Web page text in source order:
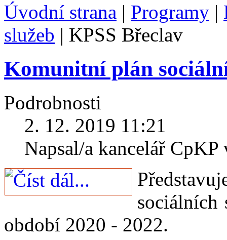
Úvodní strana | Programy |
služeb | KPSS Břeclav
Komunitní plán
Podrobnosti
2. 12. 2019 11:21
Napsal/a kancelář
sociálních
období 2020 - 2022.